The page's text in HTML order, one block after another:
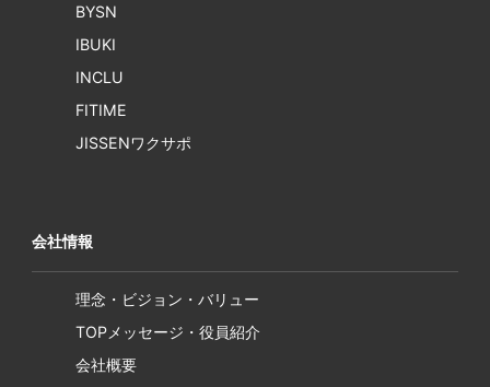
BYSN
IBUKI
INCLU
FITIME
JISSENワクサポ
会社情報
理念・ビジョン・バリュー
TOPメッセージ・役員紹介
会社概要